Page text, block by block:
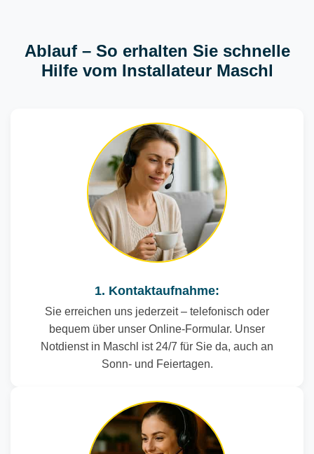
Ablauf – So erhalten Sie schnelle
Hilfe vom Installateur Maschl
1. Kontaktaufnahme:
Sie erreichen uns jederzeit – telefonisch oder
bequem über unser Online-Formular. Unser
Notdienst in Maschl ist 24/7 für Sie da, auch an
Sonn- und Feiertagen.